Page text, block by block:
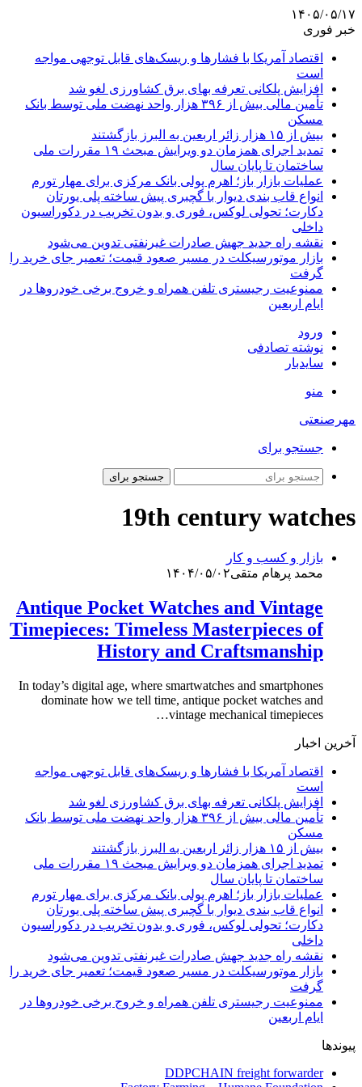
۱۴۰۵/۰۵/۱۷
خبر فوری
اقتصاد آمریکا با فشارها و ریسک‌های قابل توجهی مواجه
است
افزایش پلکانی تعرفه بهای برق کشاورزی لغو شد
تأمین مالی بیش از ۳۹۶ هزار واحد نهضت ملی توسط بانک
مسکن
بیش از ۱۵ هزار زائر اربعین به البرز بازگشتند
تمدید اجرای همزمان دو ویرایش مبحث ۱۹ مقررات ملی
ساختمان تا پایان سال
عملیات بازار باز؛ اهرم پولی بانک مرکزی برای مهار تورم
انواع قاب بندی دیوار با گچبری پیش ساخته پلی یورتان
دکارت؛ تحولی لوکس، فوری و بدون تخریب در دکوراسیون
داخلی
نقشه راه جدید جهش صادرات غیرنفتی تدوین می‌شود
بازار موتورسیکلت در مسیر صعود قیمت؛ تعمیر جای خرید را
گرفت
ممنوعیت رجیستری تلفن همراه و خروج برخی خودروها در
ایام اربعین
ورود
نوشته تصادفی
سایدبار
منو
مهرصنعتی
جستجو برای
جستجو برای
19th century watches
بازار و کسب و کار
محمد پرهام متقی۱۴۰۴/۰۵/۰۲
Antique Pocket Watches and Vintage
Timepieces: Timeless Masterpieces of
History and Craftsmanship
In today’s digital age, where smartwatches and smartphones
dominate how we tell time, antique pocket watches and
vintage mechanical timepieces…
آخرین اخبار
اقتصاد آمریکا با فشارها و ریسک‌های قابل توجهی مواجه
است
افزایش پلکانی تعرفه بهای برق کشاورزی لغو شد
تأمین مالی بیش از ۳۹۶ هزار واحد نهضت ملی توسط بانک
مسکن
بیش از ۱۵ هزار زائر اربعین به البرز بازگشتند
تمدید اجرای همزمان دو ویرایش مبحث ۱۹ مقررات ملی
ساختمان تا پایان سال
عملیات بازار باز؛ اهرم پولی بانک مرکزی برای مهار تورم
انواع قاب بندی دیوار با گچبری پیش ساخته پلی یورتان
دکارت؛ تحولی لوکس، فوری و بدون تخریب در دکوراسیون
داخلی
نقشه راه جدید جهش صادرات غیرنفتی تدوین می‌شود
بازار موتورسیکلت در مسیر صعود قیمت؛ تعمیر جای خرید را
گرفت
ممنوعیت رجیستری تلفن همراه و خروج برخی خودروها در
ایام اربعین
پیوندها
DDPCHAIN freight forwarder